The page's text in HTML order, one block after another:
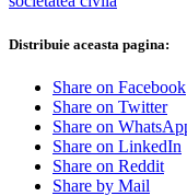
Distribuie aceasta pagina:
Share on Facebook
Share on Twitter
Share on
Share on LinkedIn
Share on Reddit
Share by Mail